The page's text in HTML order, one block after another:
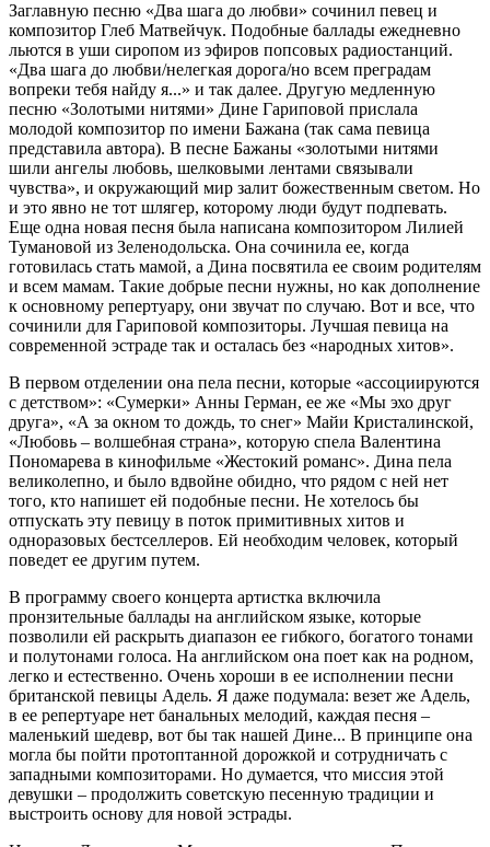
Заглавную песню «Два шага до любви» сочинил певец и
композитор Глеб Матвейчук. Подобные баллады ежедневно
льются в уши сиропом из эфиров попсовых радиостанций.
«Два шага до любви/нелегкая дорога/но всем преградам
вопреки тебя найду я...» и так далее. Другую медленную
песню «Золотыми нитями» Дине Гариповой прислала
молодой композитор по имени Бажана (так сама певица
представила автора). В песне Бажаны «золотыми нитями
шили ангелы любовь, шелковыми лентами связывали
чувства», и окружающий мир залит божественным светом. Но
и это явно не тот шлягер, которому люди будут подпевать.
Еще одна новая песня была написана композитором Лилией
Тумановой из Зеленодольска. Она сочинила ее, когда
готовилась стать мамой, а Дина посвятила ее своим родителям
и всем мамам. Такие добрые песни нужны, но как дополнение
к основному репертуару, они звучат по случаю. Вот и все, что
сочинили для Гариповой композиторы. Лучшая певица на
современной эстраде так и осталась без «народных хитов».
В первом отделении она пела песни, которые «ассоциируются
с детством»: «Сумерки» Анны Герман, ее же «Мы эхо друг
друга», «А за окном то дождь, то снег» Майи Кристалинской,
«Любовь – волшебная страна», которую спела Валентина
Пономарева в кинофильме «Жестокий романс». Дина пела
великолепно, и было вдвойне обидно, что рядом с ней нет
того, кто напишет ей подобные песни. Не хотелось бы
отпускать эту певицу в поток примитивных хитов и
одноразовых бестселлеров. Ей необходим человек, который
поведет ее другим путем.
В программу своего концерта артистка включила
пронзительные баллады на английском языке, которые
позволили ей раскрыть диапазон ее гибкого, богатого тонами
и полутонами голоса. На английском она поет как на родном,
легко и естественно. Очень хороши в ее исполнении песни
британской певицы Адель. Я даже подумала: везет же Адель,
в ее репертуаре нет банальных мелодий, каждая песня –
маленький шедевр, вот бы так нашей Дине... В принципе она
могла бы пойти протоптанной дорожкой и сотрудничать с
западными композиторами. Но думается, что миссия этой
девушки – продолжить советскую песенную традиции и
выстроить основу для новой эстрады.